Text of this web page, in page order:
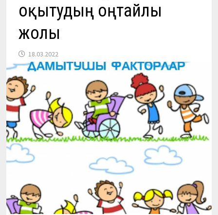
оқытудың оңтайлы
жолы
18.03.2022